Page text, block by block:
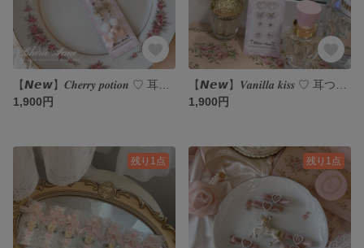
1,900円
1,900円
残り1点 残り1点